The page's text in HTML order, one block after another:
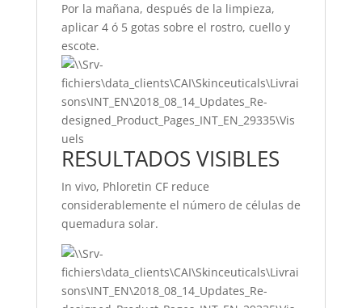
Por la mañana, después de la limpieza,
aplicar 4 ó 5 gotas sobre el rostro, cuello y
escote.
RESULTADOS VISIBLES
In vivo, Phloretin CF reduce
considerablemente el número de células de
quemadura solar.